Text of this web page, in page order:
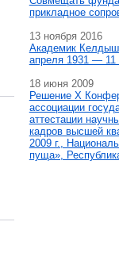
прикладное
13 ноября 2016
Академик
апреля 1931 — 11
18 июня 2009
Решение X
ассоциации
аттестации
кадров высшей
2009 г.,
пуща»,